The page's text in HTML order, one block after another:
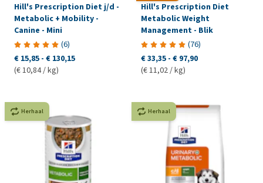
Hill's Prescription Diet j/d -
Metabolic + Mobility -
Canine - Mini
(6)
€ 15,85 - € 130,15
(€ 10,84 / kg)
Hill's Prescription Diet
Metabolic Weight
Management - Blik
(76)
€ 33,35 - € 97,90
(€ 11,02 / kg)
Herhaal Herhaal